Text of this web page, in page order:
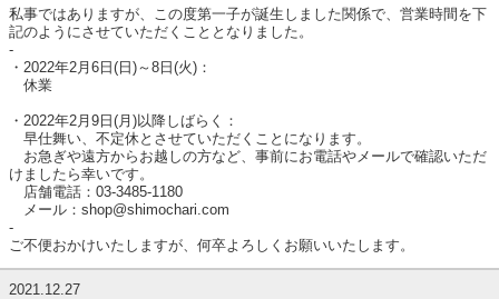
私事ではありますが、この度第一子が誕生しました関係で、営業時間を下
記のようにさせていただくこととなりました。
-
・2022年2月6日(日)～8日(火)：
休業
・2022年2月9日(月)以降しばらく：
早仕舞い、不定休とさせていただくことになります。
お急ぎや遠方からお越しの方など、事前にお電話やメールで確認いただ
けましたら幸いです。
店舗電話：03-3485-1180
メール：shop@shimochari.com
-
ご不便おかけいたしますが、何卒よろしくお願いいたします。
2021.12.27